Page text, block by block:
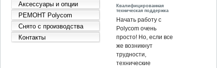
Аксессуары и опции
РЕМОНТ Polycom
Снято с производства
Контакты
Квалифицированная
техническая поддержка
Начать работу с
Polycom очень
просто! Но, если все
же возникнут
трудности,
технические